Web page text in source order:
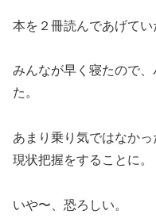
本を２冊読んであげてい
みんなが早く寝たので
た。
あまり乗り気ではなか
現状把握をすることに。
いや〜、恐ろしい。